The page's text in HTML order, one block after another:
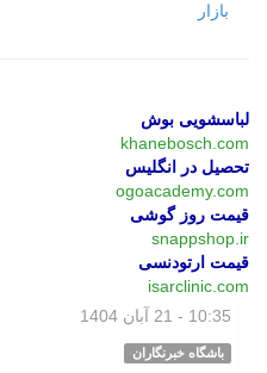
بازار
لباسشویی بوش
khanebosch.com
تحصیل در انگلیس
ogoacademy.com
قیمت روز گوشی
snappshop.ir
قیمت ارتودنسی
isarclinic.com
10:35 - 21 آبان 1404
باشگاه خبرنگاران